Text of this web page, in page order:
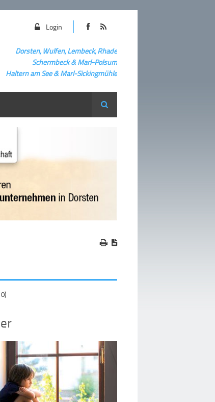
Login
Dorsten, Wulfen, Lembeck, Rhade
Schermbeck& Marl-Polsum
Haltern am See & Marl-Sickingmühle
Suche